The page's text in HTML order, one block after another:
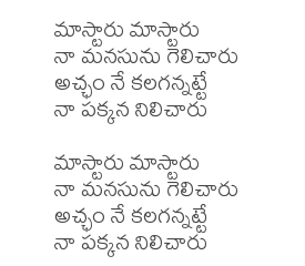
మాస్టారు మాస్టారు
నా మనసును గెలిచారు
అచ్ఛం నే కలగన్నట్టే
నా పక్కన నిలిచారు
మాస్టారు మాస్టారు
నా మనసును గెలిచారు
అచ్ఛం నే కలగన్నట్టే
నా పక్కన నిలిచారు